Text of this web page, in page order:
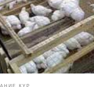
и сырья для переработки
инкубации и убоя). Весь
мероприятий, как
и кормление, сводится к
количество
КУР